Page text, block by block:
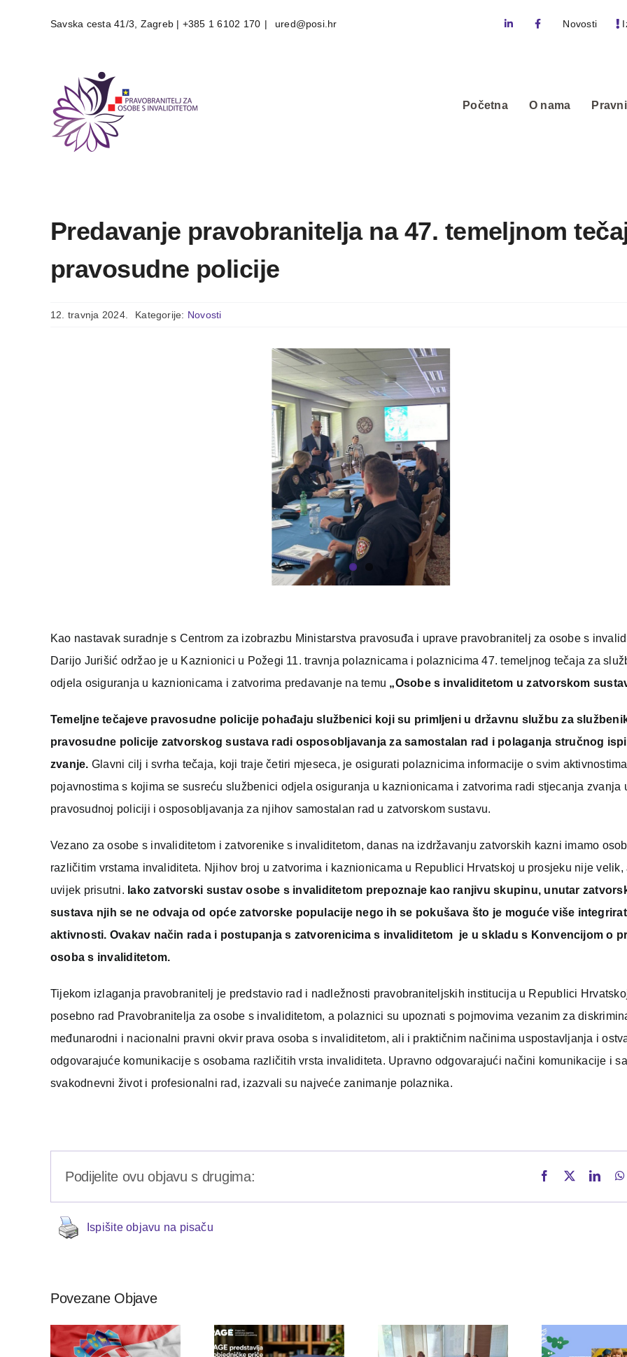
Savska cesta 41/3, Zagreb | +385 1 6102 170 | ured@posi.hr Novosti
Početna O nama
Predavanje pravobranitelja na 47. temeljnom
pravosudne policije
12. travnja 2024. Kategorije: Novosti
Kao nastavak suradnje s Centrom za izobrazbu Ministarstva pravosuđa i uprave pravobranitelj za osobe s
Darijo Jurišić održao je u Kaznionici u Požegi 11. travnja polaznicama i polaznicima 47. temeljnog tečaja za
odjela osiguranja u kaznionicama i zatvorima predavanje na temu „Osobe s invaliditetom u zatvorskom
Temeljne tečajeve pravosudne policije pohađaju službenici koji su primljeni u državnu službu za
pravosudne policije zatvorskog sustava radi osposobljavanja za samostalan rad i polaganja stručnog
zvanje. Glavni cilj i svrha tečaja, koji traje četiri mjeseca, je osigurati polaznicima informacije o svim
pojavnostima s kojima se susreću službenici odjela osiguranja u kaznionicama i zatvorima radi stjecanja zvanja
pravosudnoj policiji i osposobljavanja za njihov samostalan rad u zatvorskom sustavu.
Vezano za osobe s invaliditetom i zatvorenike s invaliditetom, danas na izdržavanju zatvorskih kazni imamo
različitim vrstama invaliditeta. Njihov broj u zatvorima i kaznionicama u Republici Hrvatskoj u prosjeku nije velik,
uvijek prisutni. Iako zatvorski sustav osobe s invaliditetom prepoznaje kao ranjivu skupinu, unutar
sustava njih se ne odvaja od opće zatvorske populacije nego ih se pokušava što je moguće više
aktivnosti. Ovakav način rada i postupanja s zatvorenicima s invaliditetom je u skladu s Konvencijom o
osoba s invaliditetom.
Tijekom izlaganja pravobranitelj je predstavio rad i nadležnosti pravobraniteljskih institucija u Republici
posebno rad Pravobranitelja za osobe s invaliditetom, a polaznici su upoznati s pojmovima vezanim za
međunarodni i nacionalni pravni okvir prava osoba s invaliditetom, ali i praktičnim načinima uspostavljanja i
odgovarajuće komunikacije s osobama različitih vrsta invaliditeta. Upravno odgovarajući načini komunikacije i
svakodnevni život i profesionalni rad, izazvali su najveće zanimanje polaznika.
Podijelite ovu objavu s drugima:
Ispišite objavu na pisaču
Povezane Objave